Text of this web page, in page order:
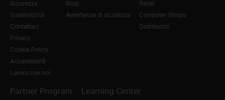
Sicurezza
Sostenibilità
Contattaci
Privacy
Cookie Policy
Accessibilità
Lavora con noi
Blog
Avvertenza di sicurezza
Retail
Computer Shops
Distributori
Partner Program Learning Center